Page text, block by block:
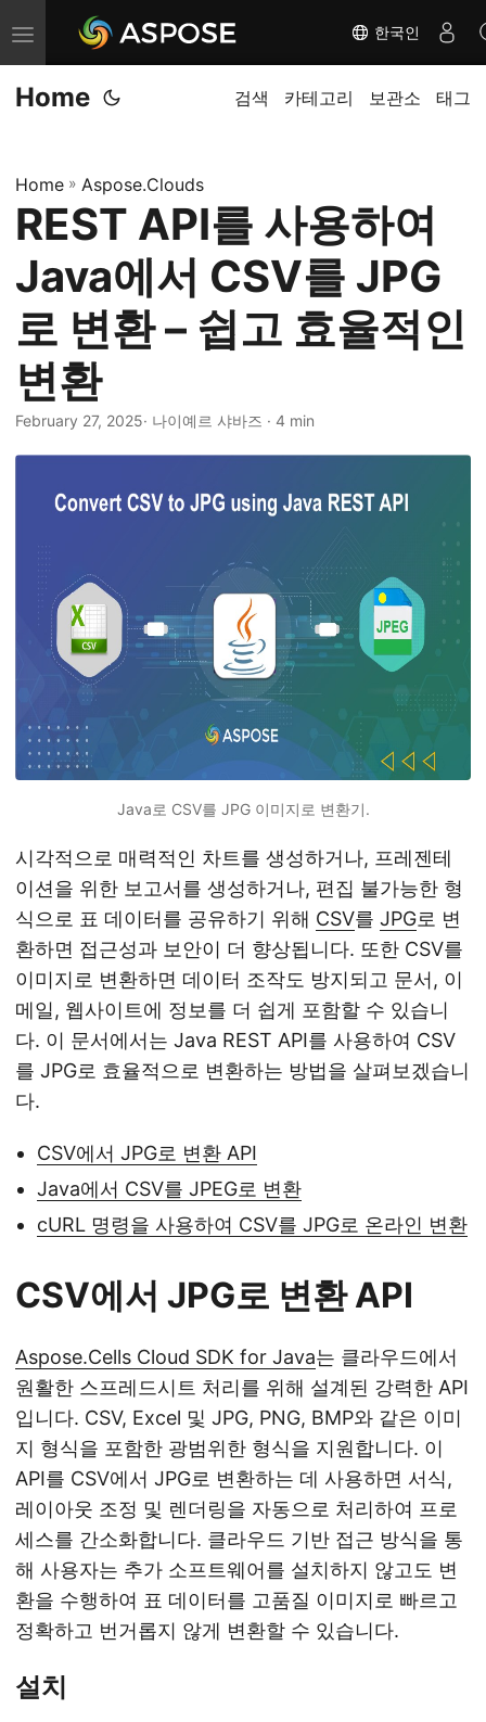
내
비
게
전
환
한국인
Home 검색 카테고리 보관소 태그
Home » Aspose.Clouds
REST API를 사용하여
Java에서 CSV를 JPG
로 변환 – 쉽고 효율적인
변환
February 27, 2025· 나이예르 샤바즈 · 4 min
Java로 CSV를 JPG 이미지로 변환기.
시각적으로 매력적인 차트를 생성하거나, 프레젠테
이션을 위한 보고서를 생성하거나, 편집 불가능한 형
식으로 표 데이터를 공유하기 위해 CSV를 JPG로 변
환하면 접근성과 보안이 더 향상됩니다. 또한 CSV를
이미지로 변환하면 데이터 조작도 방지되고 문서, 이
메일, 웹사이트에 정보를 더 쉽게 포함할 수 있습니
다. 이 문서에서는 Java REST API를 사용하여 CSV
를 JPG로 효율적으로 변환하는 방법을 살펴보겠습니
다.
CSV에서 JPG로 변환 API
Java에서 CSV를 JPEG로 변환
cURL 명령을 사용하여 CSV를 JPG로 온라인 변환
CSV에서 JPG로 변환 API
Aspose.Cells Cloud SDK for Java는 클라우드에서
원활한 스프레드시트 처리를 위해 설계된 강력한 API
입니다. CSV, Excel 및 JPG, PNG, BMP와 같은 이미
지 형식을 포함한 광범위한 형식을 지원합니다. 이
API를 CSV에서 JPG로 변환하는 데 사용하면 서식,
레이아웃 조정 및 렌더링을 자동으로 처리하여 프로
세스를 간소화합니다. 클라우드 기반 접근 방식을 통
해 사용자는 추가 소프트웨어를 설치하지 않고도 변
환을 수행하여 표 데이터를 고품질 이미지로 빠르고
정확하고 번거롭지 않게 변환할 수 있습니다.
설치